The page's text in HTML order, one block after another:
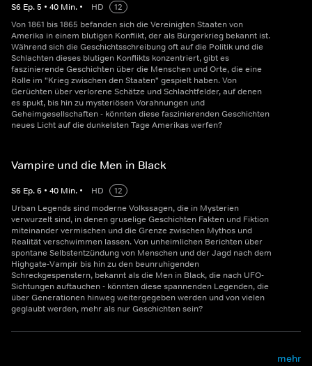
S6 Ep.5 • 40 Min. • HD
12
Von 1861 bis 1865 befanden sich die Vereinigten Staaten von
Amerika in einem blutigen Konflikt, der als Bürgerkrieg bekannt ist.
Während sich die Geschichtsschreibung oft auf die Politik und die
Schlachten dieses blutigen Konflikts konzentriert, gibt es
faszinierende Geschichten über die Menschen und Orte, die eine
Rolle im "Krieg zwischen den Staaten" gespielt haben. Von
Gerüchten über verlorene Schätze und Schlachtfelder, auf denen
es spukt, bis hin zu mysteriösen Vorahnungen und
Geheimgesellschaften - könnten diese faszinierenden Geschichten
neues Licht auf die dunkelsten Tage Amerikas werfen?
Vampire und die Men in Black
S6 Ep.6 • 40 Min. • HD
12
Urban Legends sind moderne Volkssagen, die in Mysterien
verwurzelt sind, in denen gruselige Geschichten Fakten und Fiktion
miteinander vermischen und die Grenze zwischen Mythos und
Realität verschwimmen lassen. Von unheimlichen Berichten über
spontane Selbstentzündung von Menschen und der Jagd nach dem
Highgate-Vampir bis hin zu den beunruhigenden
Schreckgespenstern, bekannt als die Men in Black, die nach UFO-
Sichtungen auftauchen - könnten diese spannenden Legenden, die
über Generationen hinweg weitergegeben werden und von vielen
geglaubt werden, mehr als nur Geschichten sein?
mehr